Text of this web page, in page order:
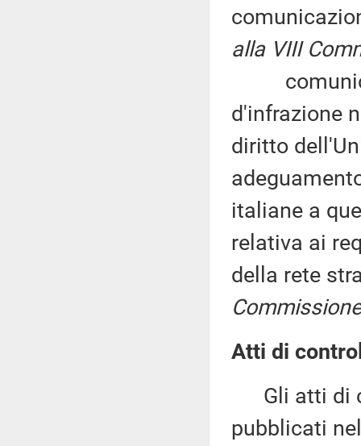
alla VIII
d'infrazione
diritto
italiane a
relativa ai
della rete
Atti di
Gli atti di
pubblicati